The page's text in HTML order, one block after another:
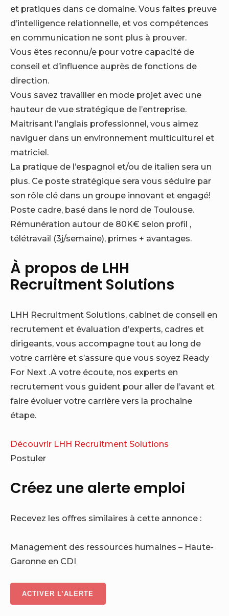
et pratiques dans ce domaine. Vous faites preuve
d’intelligence relationnelle, et vos compétences
en communication ne sont plus à prouver.
Vous êtes reconnu/e pour votre capacité de
conseil et d’influence auprès de fonctions de
direction.
Vous savez travailler en mode projet avec une
hauteur de vue stratégique de l’entreprise.
Maitrisant l’anglais professionnel, vous aimez
naviguer dans un environnement multiculturel et
matriciel.
La pratique de l’espagnol et/ou de italien sera un
plus. Ce poste stratégique sera vous séduire par
son rôle clé dans un groupe innovant et engagé!
Poste cadre, basé dans le nord de Toulouse.
Rémunération autour de 80K€ selon profil ,
télétravail (3j/semaine), primes + avantages.
À propos de LHH
Recruitment Solutions
LHH Recruitment Solutions, cabinet de conseil en
recrutement et évaluation d’experts, cadres et
dirigeants, vous accompagne tout au long de
votre carrière et s’assure que vous soyez Ready
For Next .A votre écoute, nos experts en
recrutement vous guident pour aller de l’avant et
faire évoluer votre carrière vers la prochaine
étape.
Découvrir LHH Recruitment Solutions
Postuler
Créez une alerte emploi
Recevez les offres similaires à cette annonce :
Management des ressources humaines – Haute-
Garonne en CDI
ACTIVER L’ALERTE